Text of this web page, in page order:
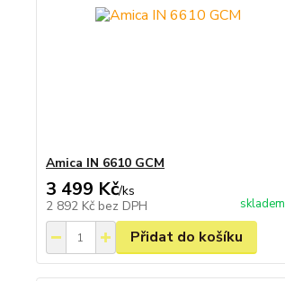
Amica IN 6610 GCM
3 499 Kč/ks
2 892 Kč bez DPH skladem
Přidat do košíku